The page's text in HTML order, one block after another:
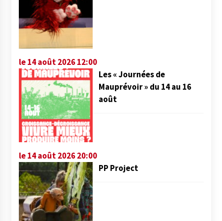
le 14 août 2026 12:00
Les « Journées de
Mauprévoir » du 14 au 16
août
le 14 août 2026 20:00
PP Project